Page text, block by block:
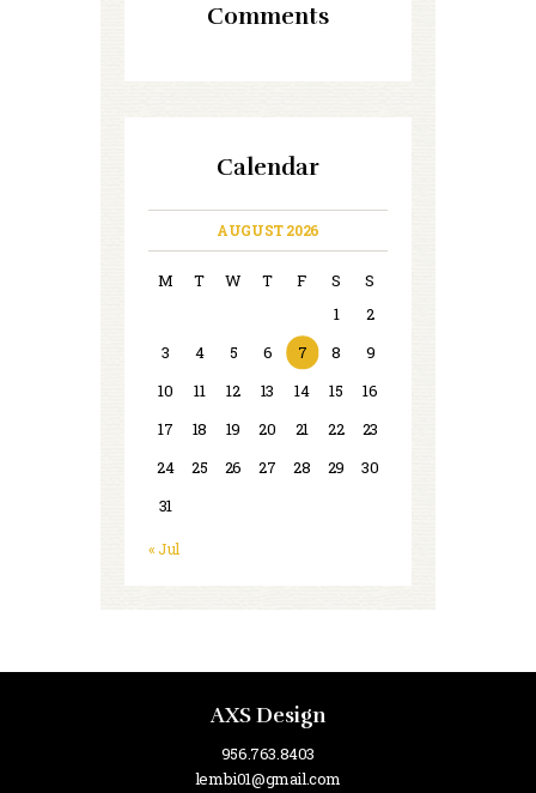
Comments
Calendar
AUGUST 2026
M T W T F S
S
1
2
3
4 5 6 7 8
9
10
11 12 13 14 15
16
17
18 19 20 21 22
23
24
25 26 27 28 29
30
31
« Jul
AXS Design
956.763.8403
lembi01@gmail.com